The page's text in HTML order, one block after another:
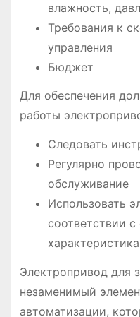
влажность,
Требования к
управления
Бюджет
Для обеспечения
работы
Следовать
Регулярно
обслуживание
Использовать
соответствии
Электропривод для
незаменимый
автоматизации,